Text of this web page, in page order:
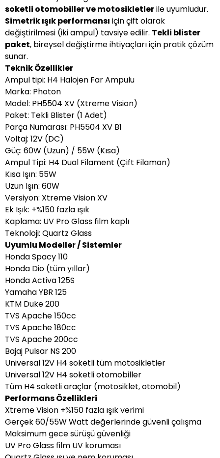
soketli otomobiller ve motosikletlerile uyumludur.
Simetrik ışık performansı için çift olarak
değiştirilmesi (iki ampul) tavsiye edilir. Tekli blister
paket, bireysel değiştirme ihtiyaçları için pratik çözüm
sunar.
Teknik Özellikler
Ampul tipi: H4 Halojen Far Ampulu
Marka: Photon
Model: PH5504 XV (Xtreme Vision)
Paket: Tekli Blister (1 Adet)
Parça Numarası: PH5504 XV B1
Voltaj: 12V (DC)
Güç: 60W (Uzun) / 55W (Kısa)
Ampul Tipi: H4 Dual Filament (Çift Filaman)
Kısa Işın: 55W
Uzun Işın: 60W
Versiyon: Xtreme Vision XV
Ek Işık: +%150 fazla ışık
Kaplama: UV Pro Glass film kaplı
Teknoloji: Quartz Glass
Uyumlu Modeller / Sistemler
Honda Spacy 110
Honda Dio (tüm yıllar)
Honda Activa 125S
Yamaha YBR 125
KTM Duke 200
TVS Apache 150cc
TVS Apache 180cc
TVS Apache 200cc
Bajaj Pulsar NS 200
Universal 12V H4 soketli tüm motosikletler
Universal 12V H4 soketli otomobiller
Tüm H4 soketli araçlar (motosiklet, otomobil)
Performans Özellikleri
Xtreme Vision +%150 fazla ışık verimi
Gerçek 60/55W Watt değerlerinde güvenli çalışma
Maksimum gece sürüşü güvenliği
UV Pro Glass film UV koruması